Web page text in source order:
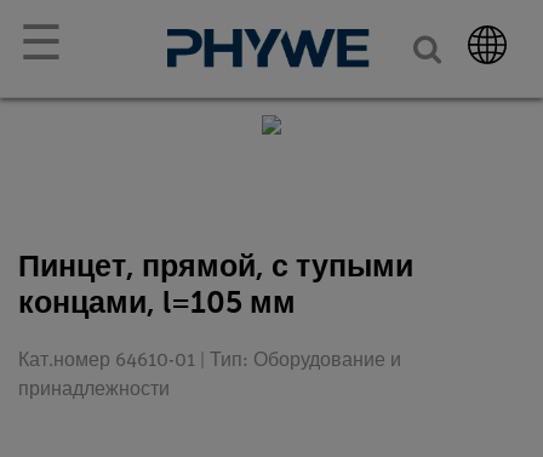
☰
Пинцет, прямой, с тупыми
концами, l=105 мм
Кат.номер 64610-01 | Тип: Оборудование и
принадлежности